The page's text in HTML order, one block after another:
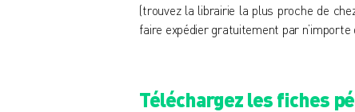
(trouvez la librairie la plus proche de
faire expédier gratuitement par
Téléchargez les fiches